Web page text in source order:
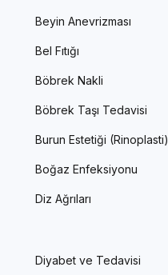
Beyin Anevrizması
Bel Fıtığı
Böbrek Nakli
Böbrek Taşı Tedavisi
Burun Estetiği (Rinoplasti)
Boğaz Enfeksiyonu
Diz Ağrıları
Diyabet ve Tedavisi